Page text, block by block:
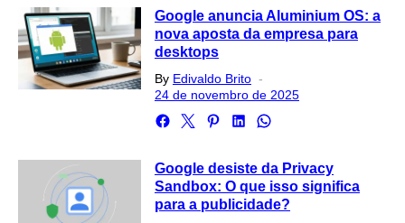
Google anuncia Aluminium OS: a
nova aposta da empresa para
desktops
By Edivaldo Brito
on
24 de novembro de 2025
Google desiste da Privacy
Sandbox: O que isso significa
para a publicidade?